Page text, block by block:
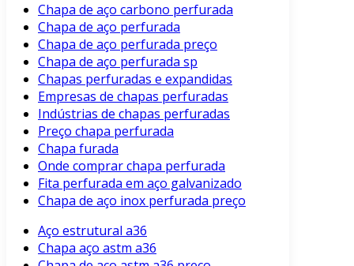
Chapa de aço carbono perfurada
Chapa de aço perfurada
Chapa de aço perfurada preço
Chapa de aço perfurada sp
Chapas perfuradas e expandidas
Empresas de chapas perfuradas
Indústrias de chapas perfuradas
Preço chapa perfurada
Chapa furada
Onde comprar chapa perfurada
Fita perfurada em aço galvanizado
Chapa de aço inox perfurada preço
Aço estrutural a36
Chapa aço astm a36